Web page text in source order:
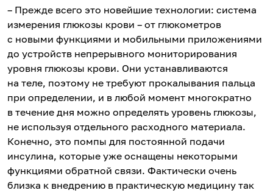
– Прежде всего это новейшие технологии: система
измерения глюкозы крови – от глюкометров
с новыми функциями и мобильными приложениями
до устройств непрерывного мониторирования
уровня глюкозы крови. Они устанавливаются
на теле, поэтому не требуют прокалывания пальца
при определении, и в любой момент многократно
в течение дня можно определять уровень глюкозы,
не используя отдельного расходного материала.
Конечно, это помпы для постоянной подачи
инсулина, которые уже оснащены некоторыми
функциями обратной связи. Фактически очень
близка к внедрению в практическую медицину так